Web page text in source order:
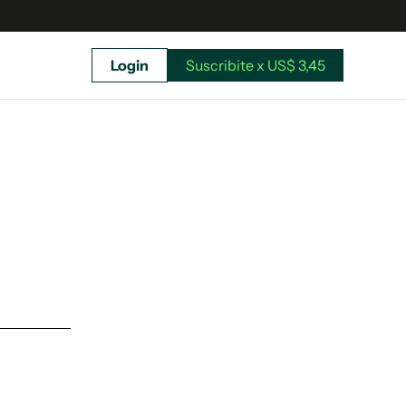
Login Suscribite x US$ 3,45